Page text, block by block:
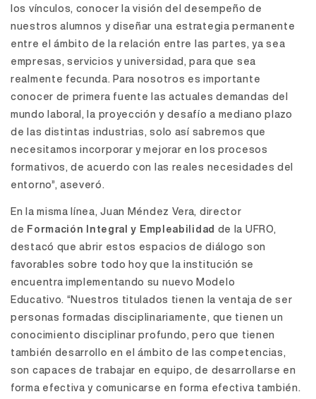
los vínculos, conocer la visión del desempeño de
nuestros alumnos y diseñar una estrategia permanente
entre el ámbito de la relación entre las partes, ya sea
empresas, servicios y universidad, para que sea
realmente fecunda. Para nosotros es importante
conocer de primera fuente las actuales demandas del
mundo laboral, la proyección y desafío a mediano plazo
de las distintas industrias, solo así sabremos que
necesitamos incorporar y mejorar en los procesos
formativos, de acuerdo con las reales necesidades del
entorno”, aseveró.
En la misma línea, Juan Méndez Vera, director
de Formación Integral y Empleabilidad de la UFRO,
destacó que abrir estos espacios de diálogo son
favorables sobre todo hoy que la institución se
encuentra implementando su nuevo Modelo
Educativo. “Nuestros titulados tienen la ventaja de ser
personas formadas disciplinariamente, que tienen un
conocimiento disciplinar profundo, pero que tienen
también desarrollo en el ámbito de las competencias,
son capaces de trabajar en equipo, de desarrollarse en
forma efectiva y comunicarse en forma efectiva también.